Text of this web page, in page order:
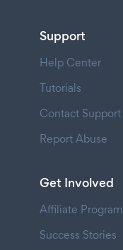
Support
Help Center
Tutorials
Contact Support
Report Abuse
Get Involved
Affiliate Program
Success Stories